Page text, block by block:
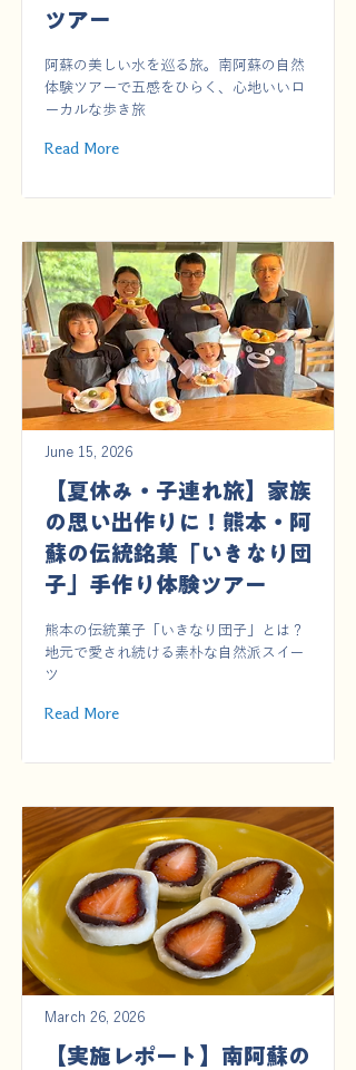
ツアー
阿蘇の美しい水を巡る旅。南阿蘇の自然
体験ツアーで五感をひらく、心地いいロ
ーカルな歩き旅
Read More
June 15, 2026
【夏休み・子連れ旅】家族
の思い出作りに！熊本・阿
蘇の伝統銘菓「いきなり団
子」手作り体験ツアー
熊本の伝統菓子「いきなり団子」とは？
地元で愛され続ける素朴な自然派スイー
ツ
Read More
March 26, 2026
【実施レポート】南阿蘇の